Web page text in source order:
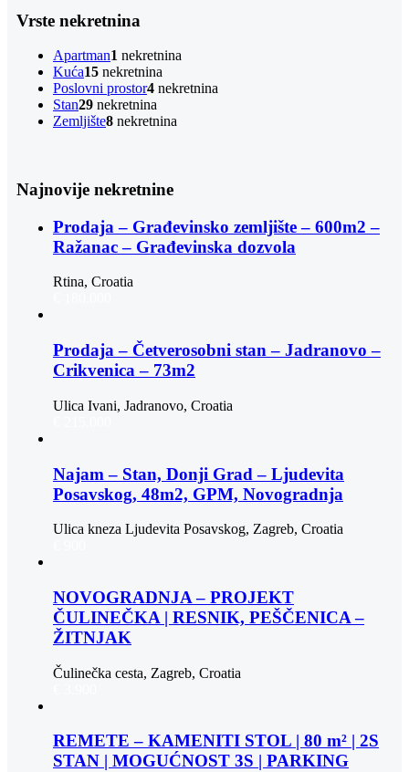
Vrste nekretnina
Apartman1 nekretnina
Kuća15 nekretnina
Poslovni prostor4 nekretnina
Stan29 nekretnina
Zemljište8 nekretnina
Najnovije nekretnine
Prodaja – Građevinsko zemljište – 600m2 –
Ražanac – Građevinska dozvola
Rtina, Croatia
Prodaja – Četverosobni stan – Jadranovo –
Crikvenica – 73m2
Ulica Ivani, Jadranovo, Croatia
Najam – Stan, Donji Grad – Ljudevita
Posavskog, 48m2, GPM, Novogradnja
Ulica kneza Ljudevita Posavskog, Zagreb, Croatia
NOVOGRADNJA – PROJEKT
ČULINEČKA | RESNIK, PEŠČENICA –
ŽITNJAK
Čulinečka cesta, Zagreb, Croatia
REMETE – KAMENITI STOL | 80 m² | 2S
STAN | MOGUĆNOST 3S | PARKING